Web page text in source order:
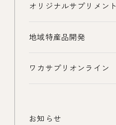
オリジナルサプリメント
地域特産品開発
ワカサプリオンライン
お知らせ